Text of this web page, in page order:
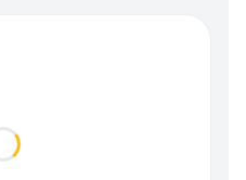
Loading...